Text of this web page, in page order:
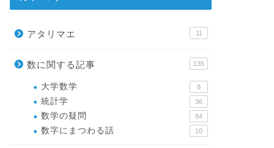
大数の法則と
注意点
金融・政治・社会・経
できません。 銀行が
いのも、視聴率を割
アタリマエ 11
数に関する記事 135
大学数学 8
統計学 36
数学の疑問 84
数字にまつわる話 10